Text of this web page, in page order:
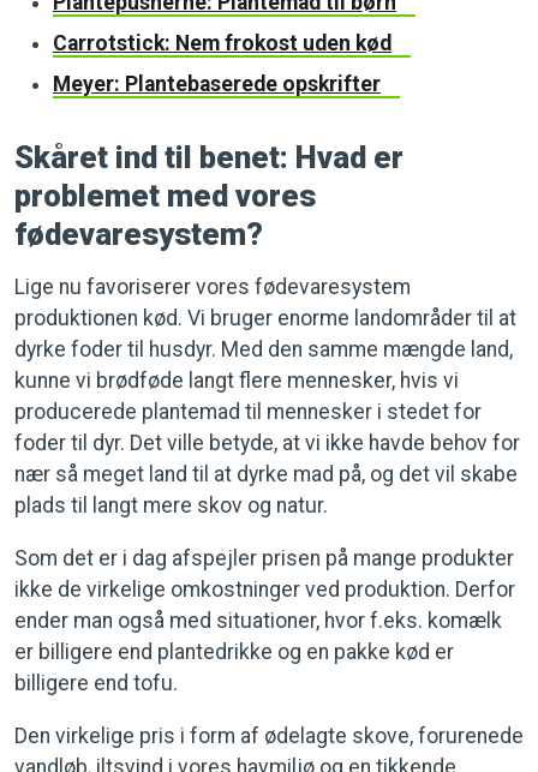
Carrotstick: Nem frokost uden kød
Meyer: Plantebaserede opskrifter
Skåret ind til benet: Hvad er
problemet med vores
fødevaresystem?
Lige nu favoriserer vores fødevaresystem
produktionen kød. Vi bruger enorme landområder til at
dyrke foder til husdyr. Med den samme mængde land,
kunne vi brødføde langt flere mennesker, hvis vi
producerede plantemad til mennesker i stedet for
foder til dyr. Det ville betyde, at vi ikke havde behov for
nær så meget land til at dyrke mad på, og det vil skabe
plads til langt mere skov og natur.
Som det er i dag afspejler prisen på mange produkter
ikke de virkelige omkostninger ved produktion. Derfor
ender man også med situationer, hvor f.eks. komælk
er billigere end plantedrikke og en pakke kød er
billigere end tofu.
Den virkelige pris i form af ødelagte skove, forurenede
vandløb, iltsvind i vores havmiljø og en tikkende